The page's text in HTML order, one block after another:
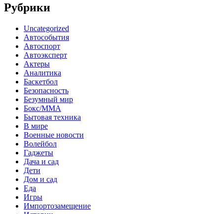
Рубрики
Uncategorized
Автособытия
Автоспорт
Автоэксперт
Актеры
Аналитика
Баскетбол
Безопасность
Безумный мир
Бокс/MMA
Бытовая техника
В мире
Военные новости
Волейбол
Гаджеты
Дача и сад
Дети
Дом и сад
Еда
Игры
Импортозамещение